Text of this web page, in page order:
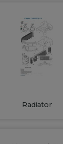
Radiator